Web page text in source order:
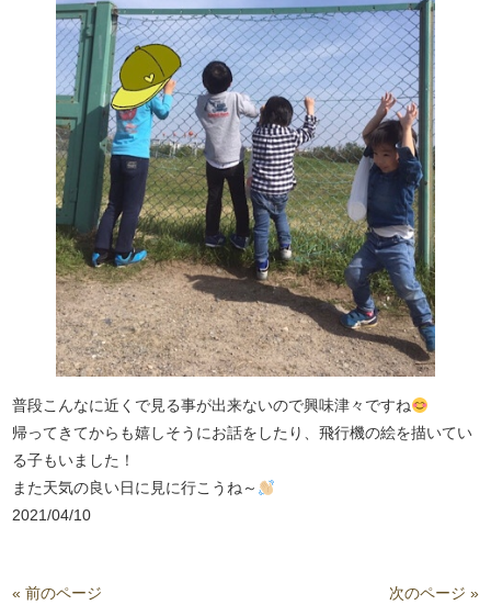
普段こんなに近くで見る事が出来ないので興味津々ですね
帰ってきてからも嬉しそうにお話をしたり、飛行機の絵を描いてい
る子もいました！
また天気の良い日に見に行こうね～
2021/04/10
« 前のページ 次のページ »